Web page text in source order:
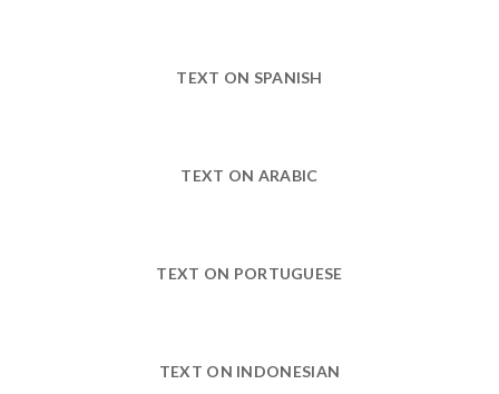
TEXT ON SPANISH
TEXT ON ARABIC
TEXT ON PORTUGUESE
TEXT ON INDONESIAN